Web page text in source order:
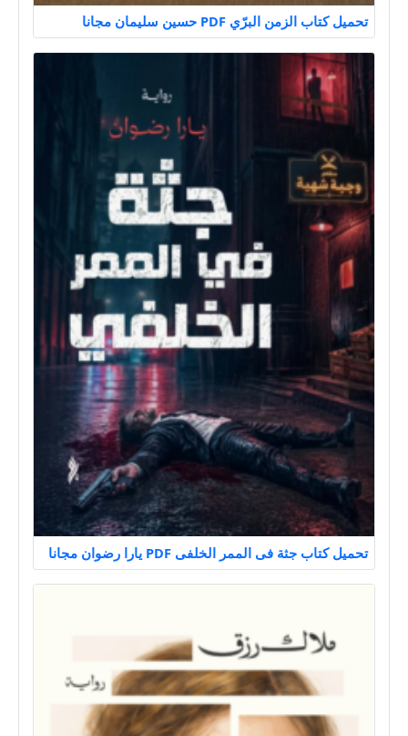
تحميل كتاب الزمن البرّي PDF حسين سليمان مجانا
تحميل كتاب جثة فى الممر الخلفى PDF يارا رضوان مجانا